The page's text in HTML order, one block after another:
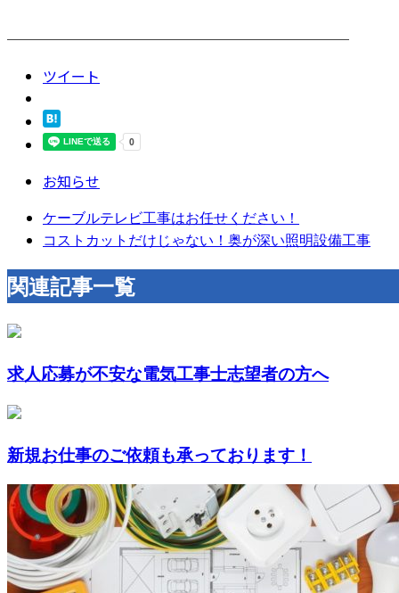
────────────────────────
ツイート
お知らせ
ケーブルテレビ工事はお任せください！
コストカットだけじゃない！奥が深い照明設備工事
関連記事一覧
求人応募が不安な電気工事士志望者の方へ
新規お仕事のご依頼も承っております！